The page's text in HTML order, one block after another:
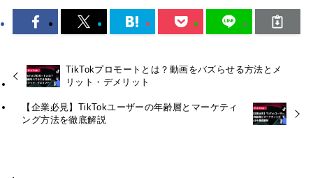
TikTokプロモートとは？動画をバズらせる方法とメ
リット・デメリット
【企業必見】TikTokユーザーの年齢層とマーケティ
ング方法を徹底解説